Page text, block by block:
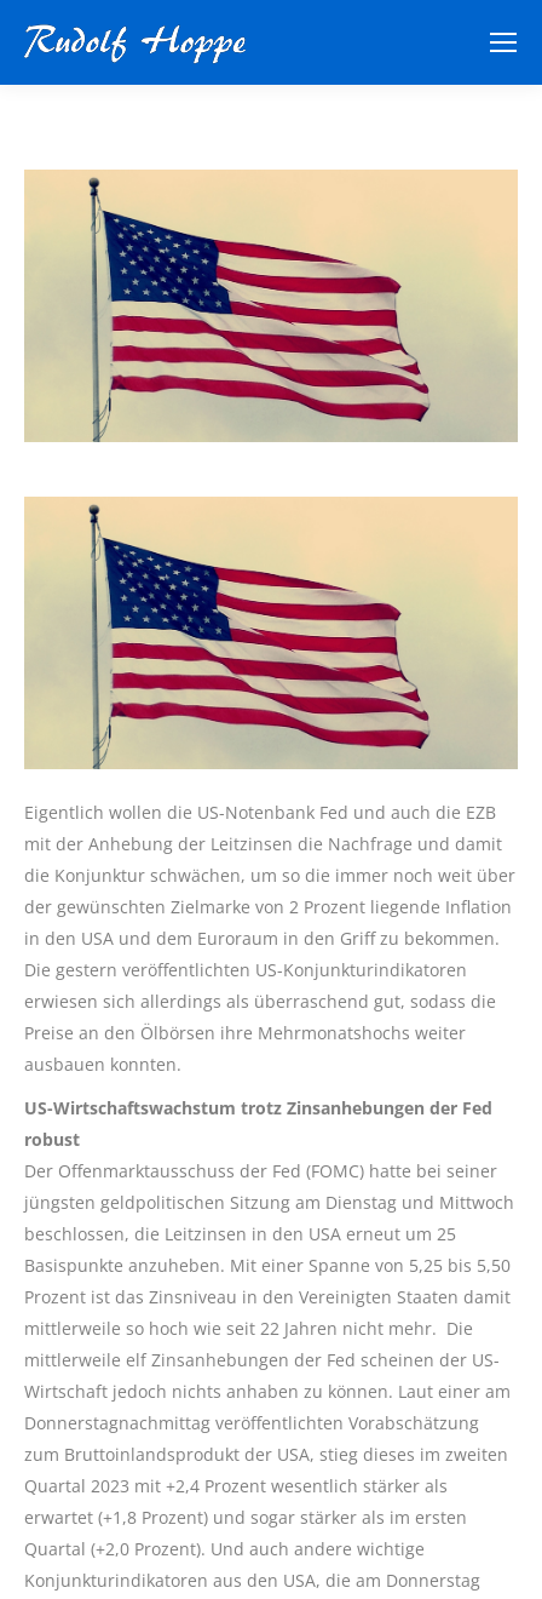
Eigentlich wollen die US-Notenbank Fed und auch die EZB
mit der Anhebung der Leitzinsen die Nachfrage und damit
die Konjunktur schwächen, um so die immer noch weit über
der gewünschten Zielmarke von 2 Prozent liegende Inflation
in den USA und dem Euroraum in den Griff zu bekommen.
Die gestern veröffentlichten US-Konjunkturindikatoren
erwiesen sich allerdings als überraschend gut, sodass die
Preise an den Ölbörsen ihre Mehrmonatshochs weiter
ausbauen konnten.
US-Wirtschaftswachstum trotz Zinsanhebungen der Fed
robust
Der Offenmarktausschuss der Fed (FOMC) hatte bei seiner
jüngsten geldpolitischen Sitzung am Dienstag und Mittwoch
beschlossen, die Leitzinsen in den USA erneut um 25
Basispunkte anzuheben. Mit einer Spanne von 5,25 bis 5,50
Prozent ist das Zinsniveau in den Vereinigten Staaten damit
mittlerweile so hoch wie seit 22 Jahren nicht mehr. Die
mittlerweile elf Zinsanhebungen der Fed scheinen der US-
Wirtschaft jedoch nichts anhaben zu können. Laut einer am
Donnerstagnachmittag veröffentlichten Vorabschätzung
zum Bruttoinlandsprodukt der USA, stieg dieses im zweiten
Quartal 2023 mit +2,4 Prozent wesentlich stärker als
erwartet (+1,8 Prozent) und sogar stärker als im ersten
Quartal (+2,0 Prozent). Und auch andere wichtige
Konjunkturindikatoren aus den USA, die am Donnerstag